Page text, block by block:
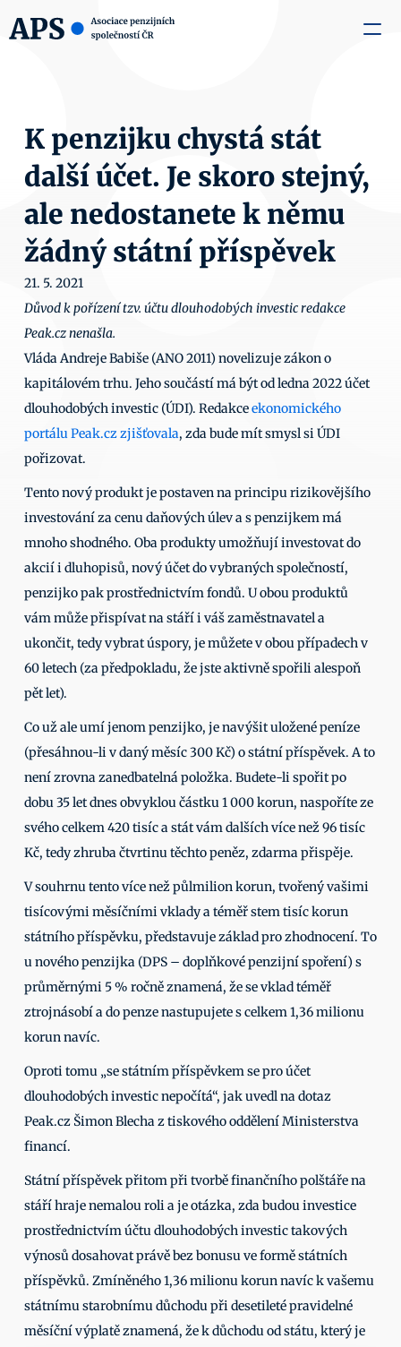
K penzijku chystá stát
další účet. Je skoro stejný,
ale nedostanete k němu
žádný státní příspěvek
21. 5. 2021
Důvod k pořízení tzv. účtu dlouhodobých investic redakce
Peak.cz nenašla.
Vláda Andreje Babiše (ANO 2011) novelizuje zákon o
kapitálovém trhu. Jeho součástí má být od ledna 2022 účet
dlouhodobých investic (ÚDI). Redakce ekonomického
portálu Peak.cz zjišťovala, zda bude mít smysl si ÚDI
pořizovat.
Tento nový produkt je postaven na principu rizikovějšího
investování za cenu daňových úlev a s penzijkem má
mnoho shodného. Oba produkty umožňují investovat do
akcií i dluhopisů, nový účet do vybraných společností,
penzijko pak prostřednictvím fondů. U obou produktů
vám může přispívat na stáří i váš zaměstnavatel a
ukončit, tedy vybrat úspory, je můžete v obou případech v
60 letech (za předpokladu, že jste aktivně spořili alespoň
pět let).
Co už ale umí jenom penzijko, je navýšit uložené peníze
(přesáhnou-li v daný měsíc 300 Kč) o státní příspěvek. A to
není zrovna zanedbatelná položka. Budete-li spořit po
dobu 35 let dnes obvyklou částku 1 000 korun, naspoříte ze
svého celkem 420 tisíc a stát vám dalších více než 96 tisíc
Kč, tedy zhruba čtvrtinu těchto peněz, zdarma přispěje.
V souhrnu tento více než půlmilion korun, tvořený vašimi
tisícovými měsíčními vklady a téměř stem tisíc korun
státního příspěvku, představuje základ pro zhodnocení. To
u nového penzijka (DPS – doplňkové penzijní spoření) s
průměrnými 5 % ročně znamená, že se vklad téměř
ztrojnásobí a do penze nastupujete s celkem 1,36 milionu
korun navíc.
Oproti tomu „se státním příspěvkem se pro účet
dlouhodobých investic nepočítá“, jak uvedl na dotaz
Peak.cz Šimon Blecha z tiskového oddělení Ministerstva
financí.
Státní příspěvek přitom při tvorbě finančního polštáře na
stáří hraje nemalou roli a je otázka, zda budou investice
prostřednictvím účtu dlouhodobých investic takových
výnosů dosahovat právě bez bonusu ve formě státních
příspěvků. Zmíněného 1,36 milionu korun navíc k vašemu
státnímu starobnímu důchodu při desetileté pravidelné
měsíční výplatě znamená, že k důchodu od státu, který je